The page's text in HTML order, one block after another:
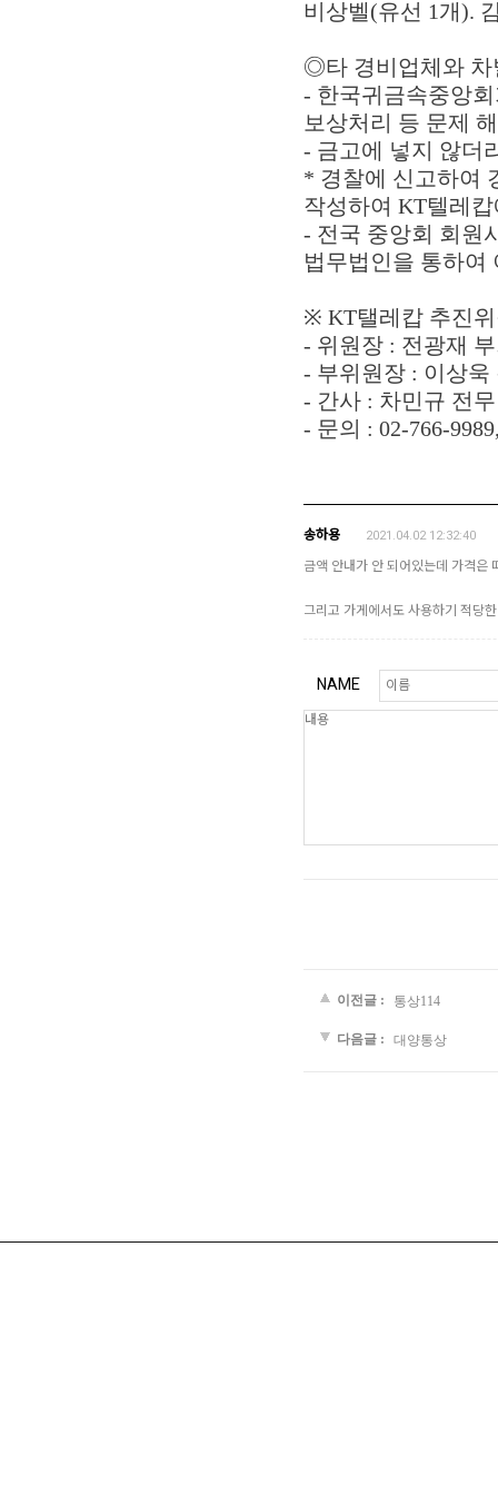
비상벨(유선 1개).
◎타 경비업체와 차
- 한국귀금속중앙
보상처리 등 문제
- 금고에 넣지 않더
* 경찰에 신고하여
작성하여 KT텔레
- 전국 중앙회 회원
법무법인을 통하여
※ KT탤레캅 추진
- 위원장 : 전광재
- 부위원장 : 이상욱
- 간사 : 차민규 전무
- 문의 : 02-766-
송하용 2021.04.02 12:32:40
금액 안내가 안 되어있는데 가격은
그리고 가게에서도 사용하기 적당
NAME
이전글 : 통상114
다음글 : 대양통상